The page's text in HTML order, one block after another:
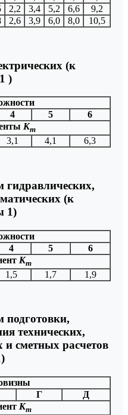
2,2 3,4 5,2 6,6
9,2
2,6 3,9 6,0 8,0 10,5
(к
)
4 5
6
Кm
3,1 4,1 6,3
гидравлических,
(к
1)
4 5
6
Кm
1,5 1,7 1,9
подготовки,
технических,
и сметных расчетов
Г
Д
Кm